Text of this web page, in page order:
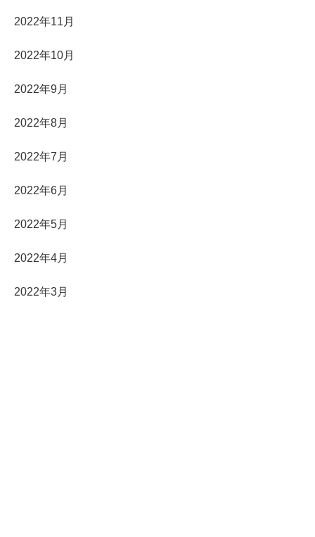
2022年11月
2022年10月
2022年9月
2022年8月
2022年7月
2022年6月
2022年5月
2022年4月
2022年3月